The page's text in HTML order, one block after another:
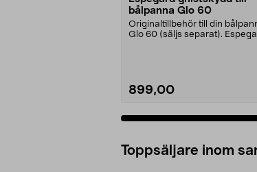
bålpanna Glo 60
Originaltillbehör till din
Glo 60 (säljs separat).
899,00
Toppsäljare inom